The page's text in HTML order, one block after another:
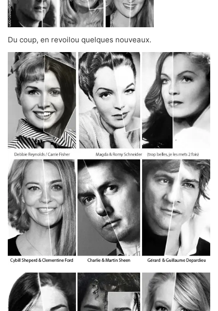
Du coup, en revoilou quelques nouveaux.